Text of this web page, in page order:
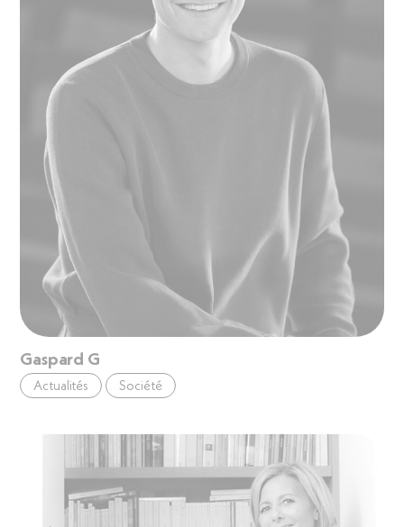
Gaspard G
Actualités Société